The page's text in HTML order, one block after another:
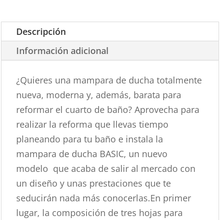
Descripción
Información adicional
¿Quieres una mampara de ducha totalmente
nueva, moderna y, además, barata para
reformar el cuarto de baño? Aprovecha para
realizar la reforma que llevas tiempo
planeando para tu baño e instala la
mampara de ducha BASIC, un nuevo
modelo que acaba de salir al mercado con
un diseño y unas prestaciones que te
seducirán nada más conocerlas.En primer
lugar, la composición de tres hojas para